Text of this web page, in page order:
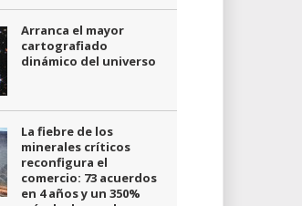
Arranca el mayor
cartografiado
dinámico del universo
La fiebre de los
minerales críticos
reconfigura el
comercio: 73 acuerdos
en 4 años y un 350%